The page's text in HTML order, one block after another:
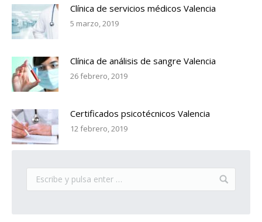
Clínica de servicios médicos Valencia
5 marzo, 2019
Clínica de análisis de sangre Valencia
26 febrero, 2019
Certificados psicotécnicos Valencia
12 febrero, 2019